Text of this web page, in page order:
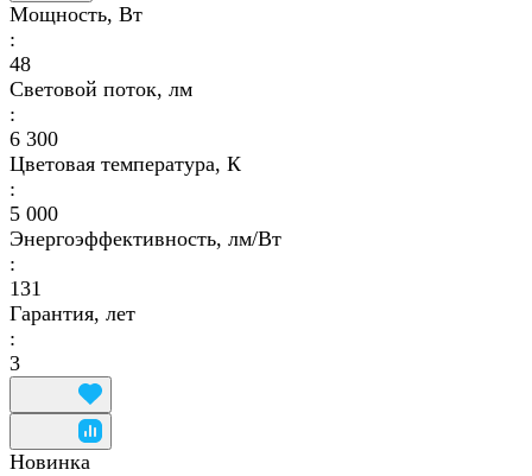
Мощность, Вт
:
48
Световой поток, лм
:
6 300
Цветовая температура, К
:
5 000
Энергоэффективность, лм/Вт
:
131
Гарантия, лет
:
3
Новинка